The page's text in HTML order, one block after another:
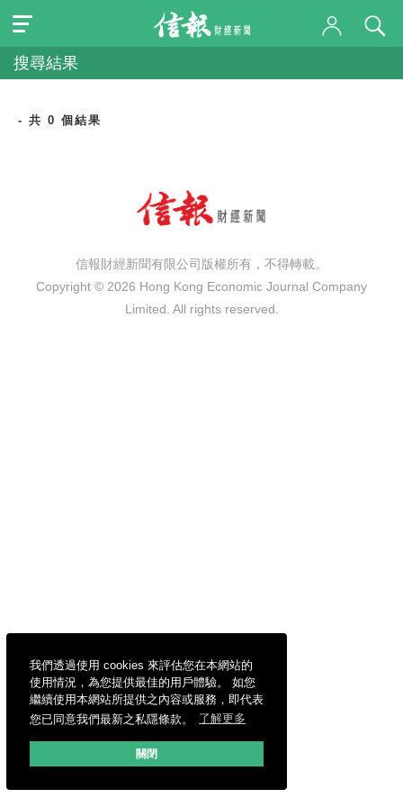
我們透過使用 cookies 來評估您在本網站的
使用情況，為您提供最佳的用戶體驗。 如您
繼續使用本網站所提供之內容或服務，即代表
您已同意我們最新之私隱條款。
了解更多
關閉
搜尋結果
- 共 0 個結果
信報財經新聞有限公司版權所有，不得轉載。
Copyright © 2026 Hong Kong Economic Journal Company
Limited. All rights reserved.